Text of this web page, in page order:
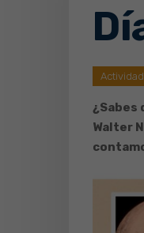
¿Sabes
Walter